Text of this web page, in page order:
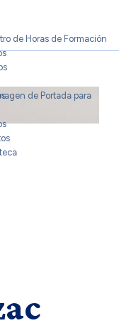
de Horas de Formación
de Portada para